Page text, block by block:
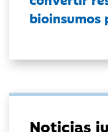
bioinsumos
Noticias